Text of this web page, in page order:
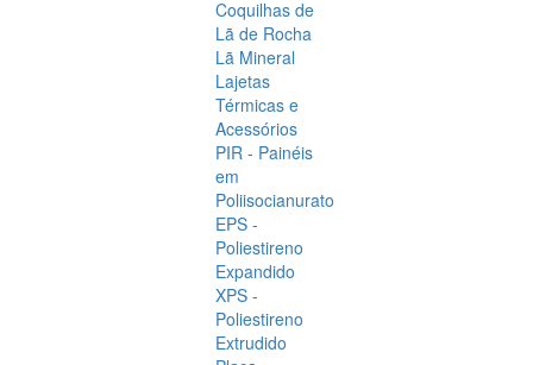
Coquilhas de
Lã de Rocha
Lã Mineral
Lajetas
Térmicas e
Acessórios
PIR - Painéis
em
Poliisocianurato
EPS -
Poliestireno
Expandido
XPS -
Poliestireno
Extrudido